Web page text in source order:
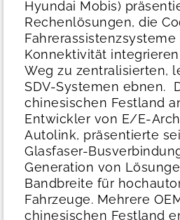
Hyundai Mobis)
Rechenlösungen, die
Fahrerassistenzsysteme
Konnektivität
Weg zu zentralisierten,
SDV-Systemen ebnen.
chinesischen Festland
Entwickler von E/E-
Autolink, präsentierte
Glasfaser-
Generation von
Bandbreite für
Fahrzeuge. Mehrere
chinesischen Festland